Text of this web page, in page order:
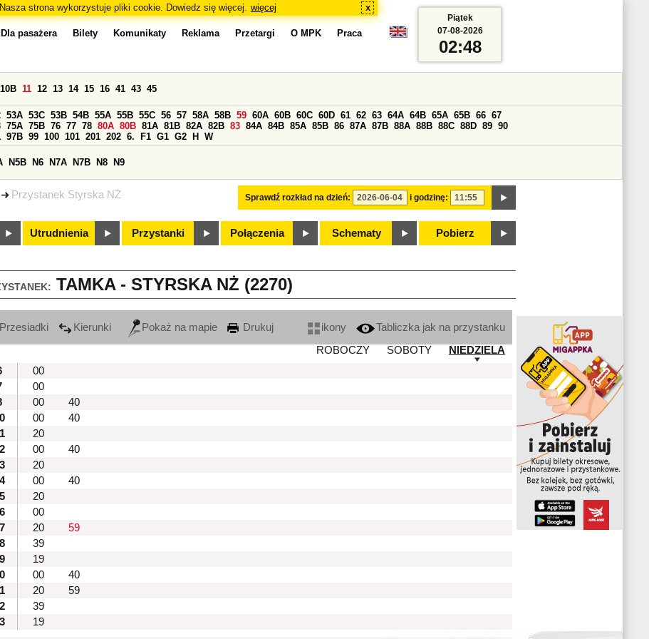
Nasza strona wykorzystuje pliki cookie. Dowiedz się więcej. więcej x
Przystanek Styrska NŻ
Dla pasażera Bilety Komunikaty Reklama Przetargi O MPK Praca
Sprawdź rozkład na dzień: i godzinę:
10B 11 12 13 14 15 16 41 43 45
53A 53C 53B 54B 55A 55B 55C 56 57 58A 58B 59 60A 60B 60C 60D 61 62 63 64A 64B 65A 65B 66 67
75A 75B 76 77 78 80A 80B 81A 81B 82A 82B 83 84A 84B 85A 85B 86 87A 87B 88A 88B 88C 88D 89 90
97B 99 100 101 201 202 6. F1 G1 G2 H W
N5B N6 N7A N7B N8 N9
Utrudnienia Przystanki Połączenia Schematy Pobierz
Piątek
07-08-2026
02:48
TAMKA - STYRSKA NŻ (2270)
Przesiadki Kierunki Pokaż na mapie Drukuj ikony
Tabliczka jak na przystanku
ROBOCZY
SOBOTY
NIEDZIELA
00
00
00
40
00
40
20
00
40
20
00
40
20
00
20
59
39
19
00
40
20
59
39
19